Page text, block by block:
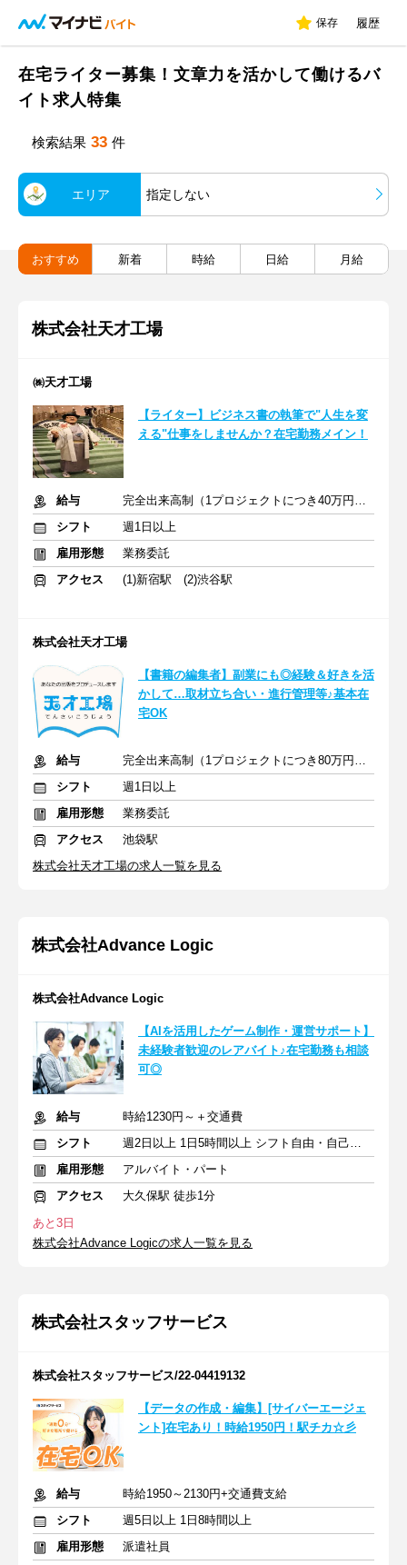
保存 履歴
在宅ライター募集！文章力を活かして働けるバ
イト求人特集
検索結果 33 件
エリア 指定しない
おすすめ 新着 時給 日給 月給
株式会社天才工場
㈱天才工場
【ライター】ビジネス書の執筆で"人生を変
える"仕事をしませんか？在宅勤務メイン！
給与
完全出来高制（1プロジェクトにつき40万円～）
シフト
週1日以上
雇用形態
業務委託
アクセス
(1)新宿駅 (2)渋谷駅
株式会社天才工場
【書籍の編集者】副業にも◎経験＆好きを活
かして…取材立ち合い・進行管理等♪基本在
宅OK
給与
完全出来高制（1プロジェクトにつき80万円～）
シフト
週1日以上
雇用形態
業務委託
アクセス
池袋駅
株式会社天才工場の求人一覧を見る
株式会社Advance Logic
株式会社Advance Logic
【AIを活用したゲーム制作・運営サポート】
未経験者歓迎のレアバイト♪在宅勤務も相談
可◎
給与
時給1230円～＋交通費
シフト
週2日以上 1日5時間以上 シフト自由・自己申告
雇用形態
アルバイト・パート
アクセス
大久保駅 徒歩1分
あと3日
株式会社Advance Logicの求人一覧を見る
株式会社スタッフサービス
株式会社スタッフサービス/22-04419132
【データの作成・編集】[サイバーエージェ
ント]在宅あり！時給1950円！駅チカ☆彡
給与
時給1950～2130円+交通費支給
シフト
週5日以上 1日8時間以上
雇用形態
派遣社員